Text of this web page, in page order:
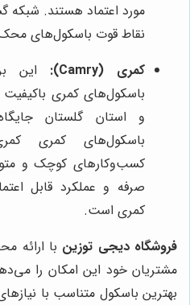
مورد اعتماد هستند. شبکه
نقاط قوت باسکول‌های
کمری (Camry):
این
باسکول‌های کمری باکیفیت
و استان گلستان
باسکول‌های کمری
کسب‌وکارهای کوچک و
صرفه و عملکرد قابل
کمری است.
فروشگاه دیجی توزین با ارائه
مشتریان خود این امکان را
بهترین باسکول متناسب با